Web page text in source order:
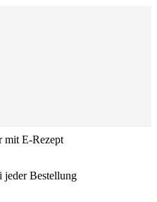
mit E-Rezept
jeder Bestellung